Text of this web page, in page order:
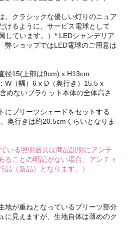
、クラシックな優しい灯りのニュア
けるように、サービス電球として
しています。）* LEDシャンデリア
弊ショップではLED電球のご用意は
径15(上部は9cm) x H13cm
W（幅）6 x D（奥行き）15.5 x
めないブラケット本体の全体高さ
にプリーツシェードをセットする
奥行きは約20.5cmくらいとなりま
いる照明器具は商品説明にアンテ
ることの明記がない場合、アンティ
品（新品）となります。）
地が重ねとなっているプリーツ部分
に見えますが、生地自体は薄めのク